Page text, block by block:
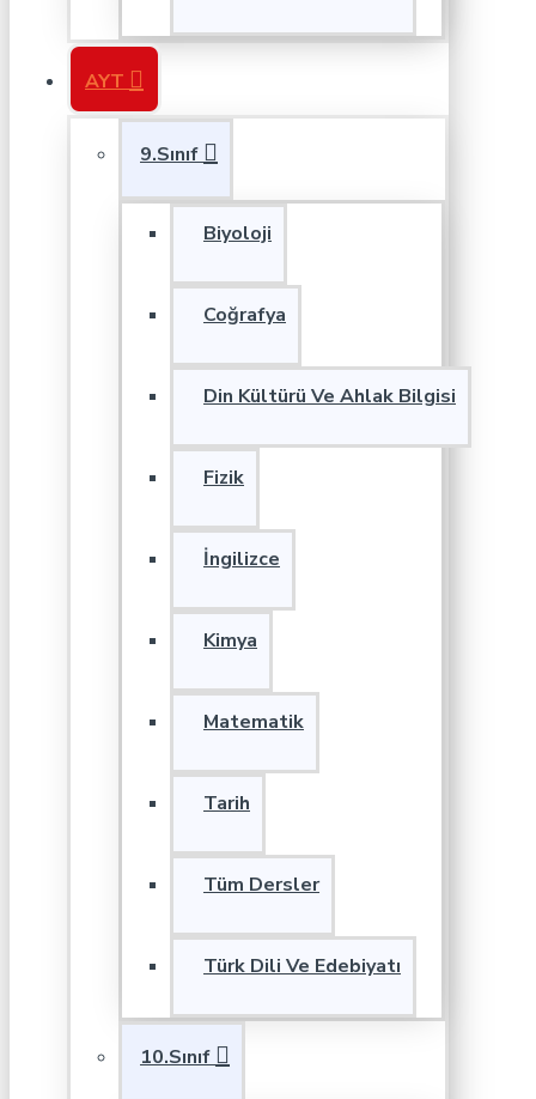
AYT
9.Sınıf
Biyoloji
Coğrafya
Din Kültürü Ve Ahlak Bilgisi
Fizik
İngilizce
Kimya
Matematik
Tarih
Tüm Dersler
Türk Dili Ve Edebiyatı
10.Sınıf